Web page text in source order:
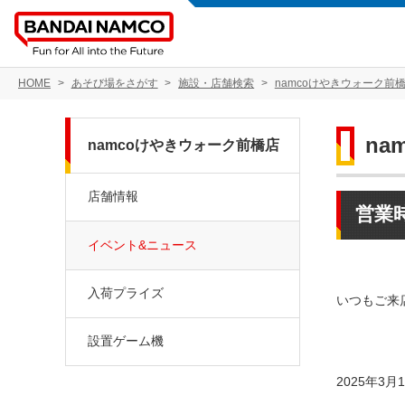
HOME あそび場をさがす 施設・店舗検索 namcoけやきウォーク前
営業
いつもご来
2025年3月
namcoけやきウォーク前橋店
店舗情報
イベント&ニュース
入荷プライズ
設置ゲーム機